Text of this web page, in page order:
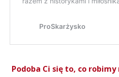
Podoba Ci się to, co robimy